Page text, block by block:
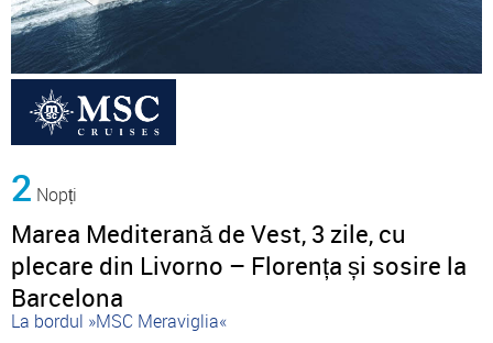
2 Nopți
Marea Mediterană de Vest, 3 zile, cu
plecare din Livorno – Florența și sosire la
Barcelona
La bordul »MSC Meraviglia«